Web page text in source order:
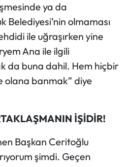
ya da
Belediyesi’nin olmaması
ile uğraşırken yine
Ana ile ilgili
da buna dahil. Hem hiçbir
olana banmak” diye
İŞİDİR!
Başkan Ceritoğlu
şimdi. Geçen